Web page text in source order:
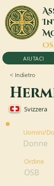
A
I
M
O
AIUTACI
< Indietro
Svizzera
Uomini/
Donne
Ordine
OSB